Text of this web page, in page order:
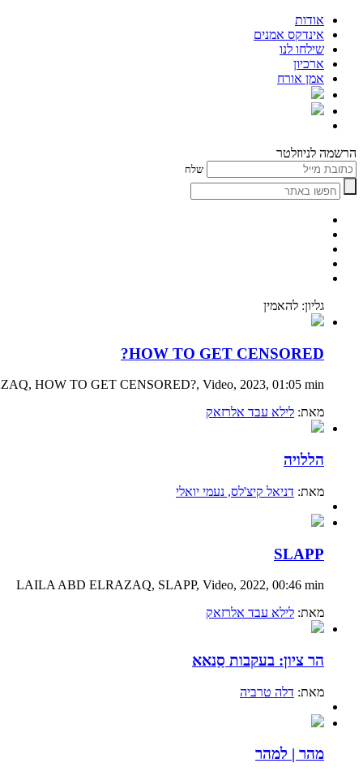
אודות
אינדקס אמנים
שילחו לנו
ארכיון
אמן אורח
הרשמה לניוזלטר
שלח
גליון: להאמין
HOW TO GET CENSORED?
HOW TO GET CENSORED?, Video, 2023, 01:05 min
מאת: לילא עבד אלרזאק
הללויה
מאת: דניאל קיצ'לס, נעמי יואלי
SLAPP
LAILA ABD ELRAZAQ, SLAPP, Video, 2022, 00:46 min
מאת: לילא עבד אלרזאק
הר ציון: בעקבות סַַנאא
מאת: דלה טרביה
מהר | למהר